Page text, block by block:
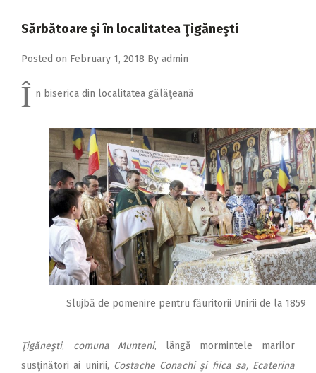
2017
2016
2015
Sărbătoare şi în localitatea Ţigăneşti
Posted on February 1, 2018 By admin
Î n biserica din localitatea gălăţeană
Slujbă de pomenire pentru făuritorii Unirii de la 1859
Ţigăneşti, comuna Munteni, lângă mormintele marilor
susţinători ai unirii, Costache Conachi şi fiica sa, Ecaterina